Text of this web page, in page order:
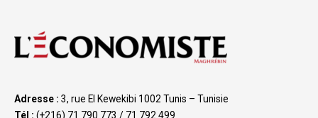
Adresse : 3, rue El Kewekibi 1002 Tunis – Tunisie
Tél : (+216) 71 790 773 / 71 792 499